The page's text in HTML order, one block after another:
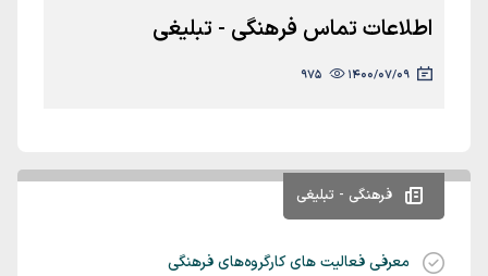
فرهنگی - تبلیغی
معرفی فعالیت های کارگروه‌های فرهنگی
اطلاعات تماس فرهنگی - تبلیغی
1400/07/09
975